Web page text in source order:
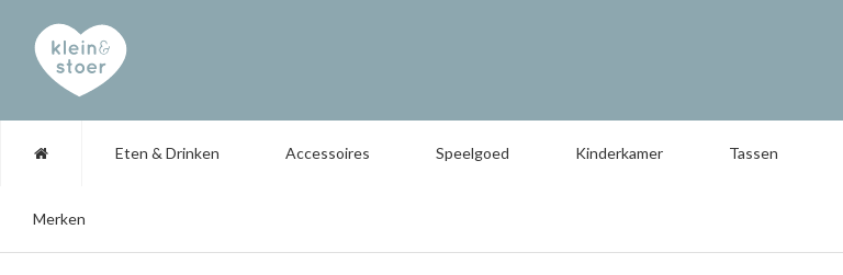
Eten & Drinken Accessoires Speelgoed Kinderkamer Tassen
Merken